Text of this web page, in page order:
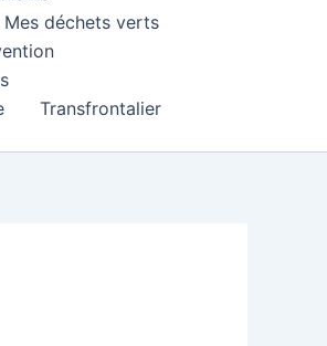
Mes déchets verts
Transfrontalier